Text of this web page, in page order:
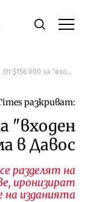
Търсене
Oт $156 000 за "входен билет" за форума в Давос
"входен
в Давос
разделят на
иронизират
на изданията
разкриват: